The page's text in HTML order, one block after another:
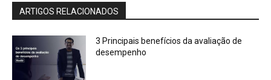
ARTIGOS RELACIONADOS
3 Principais benefícios da avaliação de
desempenho